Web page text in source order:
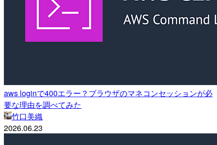
aws loginで400エラー？ブラウザのマネコンセッションが必
要な理由を調べてみた
竹口美織
2026.06.23